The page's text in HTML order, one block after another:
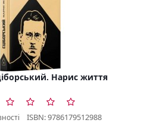
Нарис життя
ISBN: 9786179512988